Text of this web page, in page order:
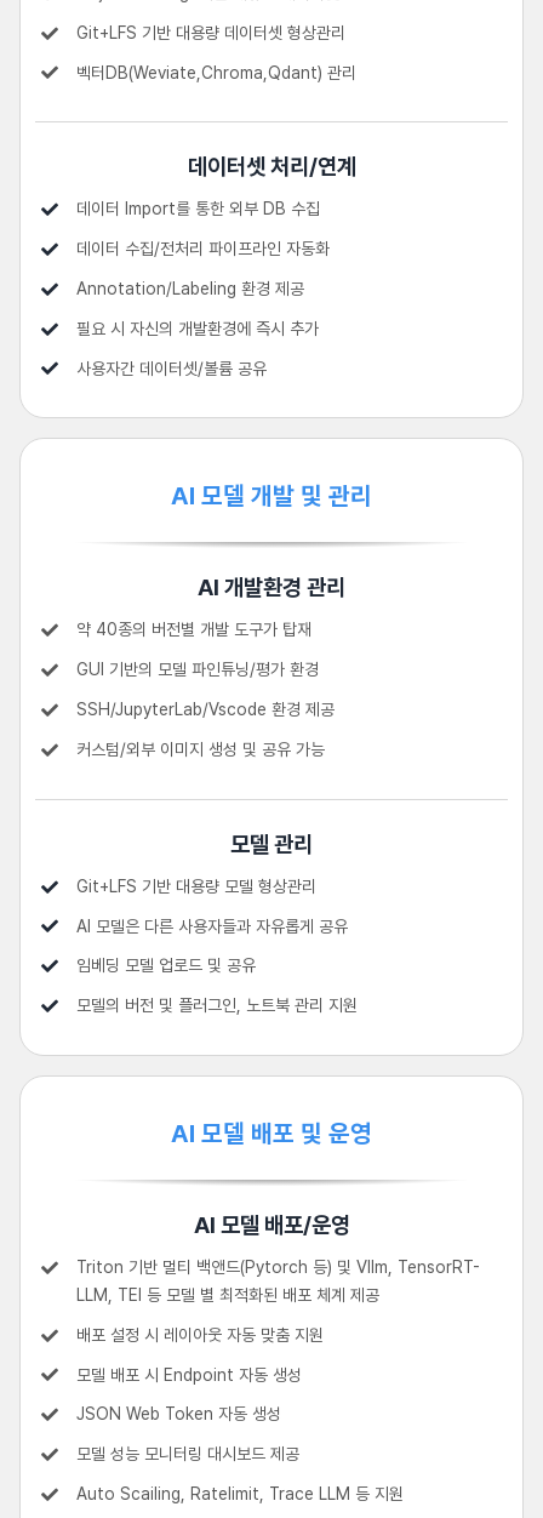
Git+LFS 기반 대용량 데이터셋 형상관리
벡터DB(Weviate,Chroma,Qdant) 관리
데이터셋 처리/연계
데이터 Import를 통한 외부 DB 수집
데이터 수집/전처리 파이프라인 자동화
Annotation/Labeling 환경 제공
필요 시 자신의 개발환경에 즉시 추가
사용자간 데이터셋/볼륨 공유
AI 모델 개발 및 관리
AI 개발환경 관리
약 40종의 버전별 개발 도구가 탑재
GUI 기반의 모델 파인튜닝/평가 환경
SSH/JupyterLab/Vscode 환경 제공
커스텀/외부 이미지 생성 및 공유 가능
모델 관리
Git+LFS 기반 대용량 모델 형상관리
AI 모델은 다른 사용자들과 자유롭게 공유
임베딩 모델 업로드 및 공유
모델의 버전 및 플러그인, 노트북 관리 지원
AI 모델 배포 및 운영
AI 모델 배포/운영
Triton 기반 멀티 백앤드(Pytorch 등) 및 Vllm, TensorRT-
LLM, TEI 등 모델 별 최적화된 배포 체계 제공
배포 설정 시 레이아웃 자동 맞춤 지원
모델 배포 시 Endpoint 자동 생성
JSON Web Token 자동 생성
모델 성능 모니터링 대시보드 제공
Auto Scailing, Ratelimit, Trace LLM 등 지원